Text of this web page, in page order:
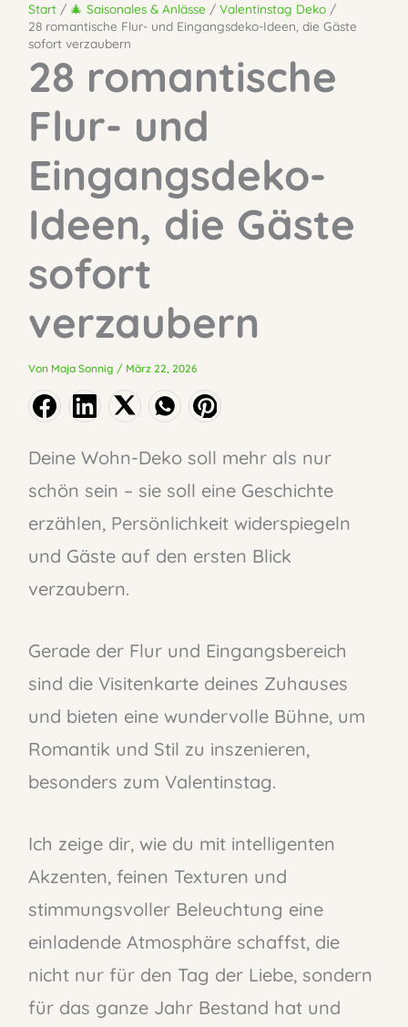
Start 🎄 Saisonales & Anlässe
Valentinstag Deko
28 romantische Flur- und Eingangsdeko-Ideen, die Gäste
sofort verzaubern
28 romantische
Flur- und
Eingangsdeko-
Ideen, die Gäste
sofort
verzaubern
Von Maja Sonnig / März 22, 2026
Deine Wohn-Deko soll mehr als nur
schön sein – sie soll eine Geschichte
erzählen, Persönlichkeit widerspiegeln
und Gäste auf den ersten Blick
verzaubern.
Gerade der Flur und Eingangsbereich
sind die Visitenkarte deines Zuhauses
und bieten eine wundervolle Bühne, um
Romantik und Stil zu inszenieren,
besonders zum Valentinstag.
Ich zeige dir, wie du mit intelligenten
Akzenten, feinen Texturen und
stimmungsvoller Beleuchtung eine
einladende Atmosphäre schaffst, die
nicht nur für den Tag der Liebe, sondern
für das ganze Jahr Bestand hat und